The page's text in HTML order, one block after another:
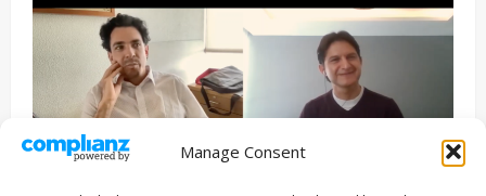
Manage Consent
Entrevista Series